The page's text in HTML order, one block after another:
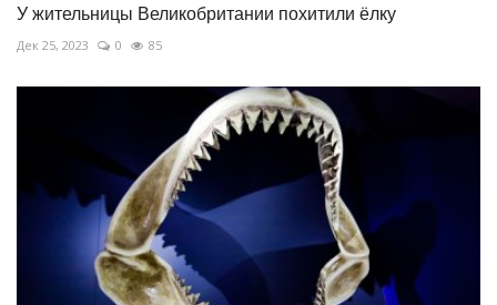
У жительницы Великобритании похитили ёлку
Дек 25, 2023 0 85